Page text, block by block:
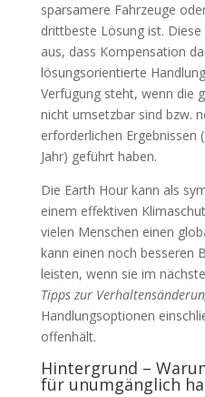
sparsamere Fahrzeuge
drittbeste Lösung ist.
aus, dass Kompensation
lösungsorientierte
Verfügung steht, wenn die
nicht umsetzbar sind bzw.
erforderlichen Ergebnissen
Jahr) geführt haben.
Die Earth Hour kann als
einem effektiven
vielen Menschen einen
kann einen noch besseren
leisten, wenn sie im
Tipps zur
Handlungsoptionen
offenhält.
Hintergrund –
für unumgänglich